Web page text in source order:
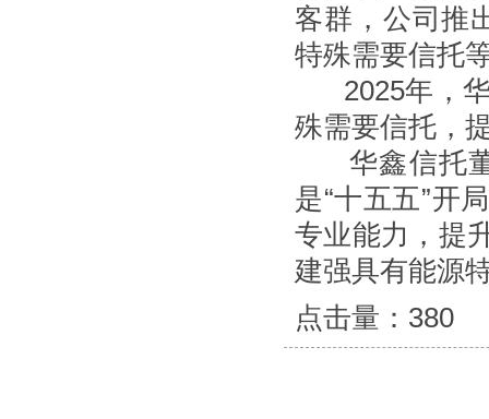
客群，公司推
特殊需要信托
2025年，华
殊需要信托，
华鑫信托董
是“十五五”开
专业能力，提
建强具有能源
点击量： 380